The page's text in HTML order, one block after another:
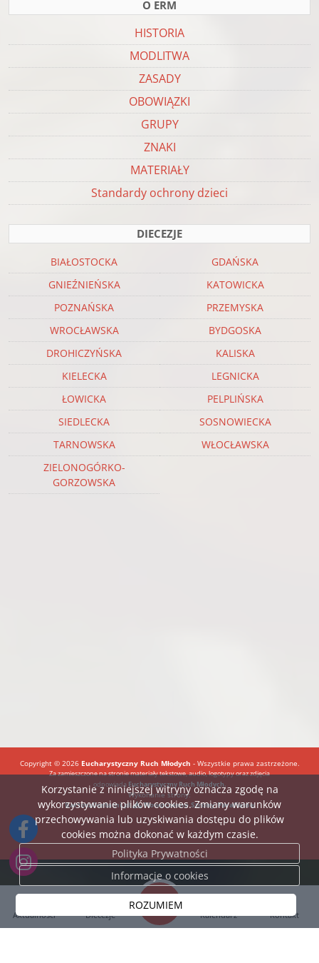
Aktualności Diecezje Kalendarz Kontakt
O ERM
HISTORIA
MODLITWA
ZASADY
OBOWIĄZKI
GRUPY
ZNAKI
MATERIAŁY
Standardy ochrony dzieci
DIECEZJE
BIAŁOSTOCKA
GDAŃSKA
GNIEŹNIEŃSKA
KATOWICKA
POZNAŃSKA
PRZEMYSKA
WROCŁAWSKA
BYDGOSKA
DROHICZYŃSKA
KALISKA
KIELECKA
LEGNICKA
ŁOWICKA
PELPLIŃSKA
SIEDLECKA
SOSNOWIECKA
TARNOWSKA
WŁOCŁAWSKA
ZIELONOGÓRKO-
GORZOWSKA
Copyright © 2026 Eucharystyczny Ruch Młodych - Wszystkie prawa zastrzeżone.
Za zamieszczone na stronie materiały tekstowe, audio, logotypy oraz zdjęcia
odpowiada Eucharystyczny Ruch Młodych.
Wykonanie strony:
BartoszDostatni.pl
Nowoczesne Strony Parafialne
Korzystanie z niniejszej witryny oznacza zgodę na
wykorzystywanie plików cookies. Zmiany warunków
przechowywania lub uzyskiwania dostępu do plików
cookies można dokonać w każdym czasie.
Polityka Prywatności
Informacje o cookies
ROZUMIEM